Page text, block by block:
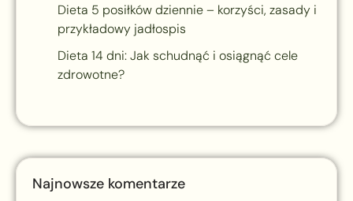
Dieta 5 posiłków dziennie – korzyści, zasady i
przykładowy jadłospis
Dieta 14 dni: Jak schudnąć i osiągnąć cele
zdrowotne?
Najnowsze komentarze